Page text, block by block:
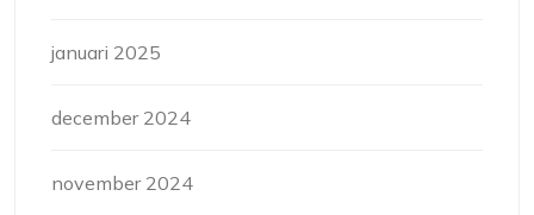
januari 2025
december 2024
november 2024